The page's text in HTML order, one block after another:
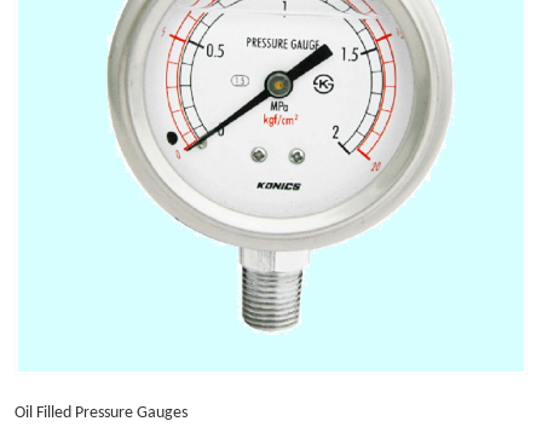
Oil Filled Pressure Gauges